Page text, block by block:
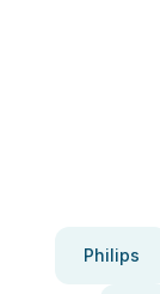
Philips